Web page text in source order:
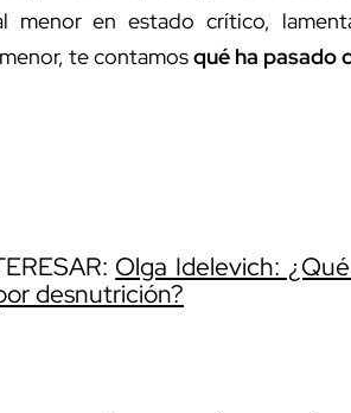
menor en estado crítico,
te contamosqué ha pasado
Olga Idelevich:
desnutrición?